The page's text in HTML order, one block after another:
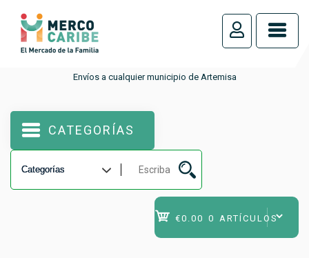
_
Envíos a cualquier municipio de Artemisa
CATEGORÍAS
€0.00 0 ARTÍCULOS